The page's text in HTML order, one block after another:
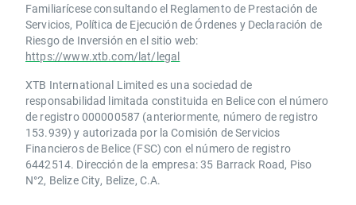
Familiarícese consultando el Reglamento de Prestación de
Servicios, Política de Ejecución de Órdenes y Declaración de
Riesgo de Inversión en el sitio web:
https://www.xtb.com/lat/legal
XTB International Limited es una sociedad de
responsabilidad limitada constituida en Belice con el número
de registro 000000587 (anteriormente, número de registro
153.939) y autorizada por la Comisión de Servicios
Financieros de Belice (FSC) con el número de registro
6442514. Dirección de la empresa: 35 Barrack Road, Piso
N°2, Belize City, Belize, C.A.